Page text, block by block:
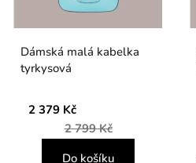
Dámská malá kabelka
tyrkysová
2 379 Kč
2 799 Kč
Do košíku